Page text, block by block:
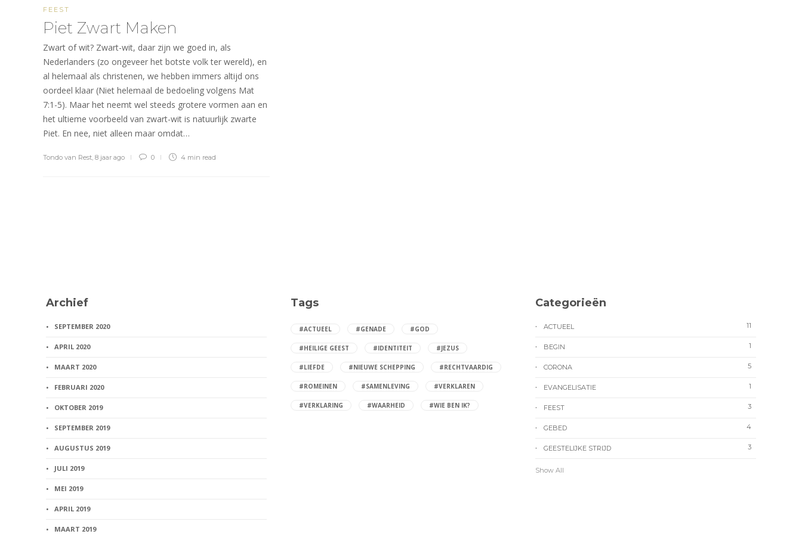
FEEST
Piet Zwart Maken
Zwart of wit? Zwart-wit, daar zijn we goed in, als
Nederlanders (zo ongeveer het botste volk ter wereld), en
al helemaal als christenen, we hebben immers altijd ons
oordeel klaar (Niet helemaal de bedoeling volgens Mat
7:1-5). Maar het neemt wel steeds grotere vormen aan en
het ultieme voorbeeld van zwart-wit is natuurlijk zwarte
Piet. En nee, niet alleen maar omdat…
Tondo van Rest, 8 jaar ago 0 4 min read
Archief
SEPTEMBER 2020
APRIL 2020
MAART 2020
FEBRUARI 2020
OKTOBER 2019
SEPTEMBER 2019
AUGUSTUS 2019
JULI 2019
MEI 2019
APRIL 2019
MAART 2019
Tags
#ACTUEEL #GENADE #GOD
#HEILIGE GEEST #IDENTITEIT #JEZUS
#LIEFDE #NIEUWE SCHEPPING #RECHTVAARDIG
#ROMEINEN #SAMENLEVING #VERKLAREN
#VERKLARING #WAARHEID #WIE BEN IK?
Categorieën
ACTUEEL 11
BEGIN 1
CORONA 5
EVANGELISATIE 1
FEEST 3
GEBED 4
GEESTELIJKE STRIJD 3
Show All